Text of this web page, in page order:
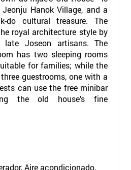
Hanok Village, and a
do cultural treasure. The
royal architecture style by
Joseon artisans. The
has two sleeping rooms
for families; while the
guestrooms, one with a
can use the free minibar
the old house’s fine
Aire acondicionado,